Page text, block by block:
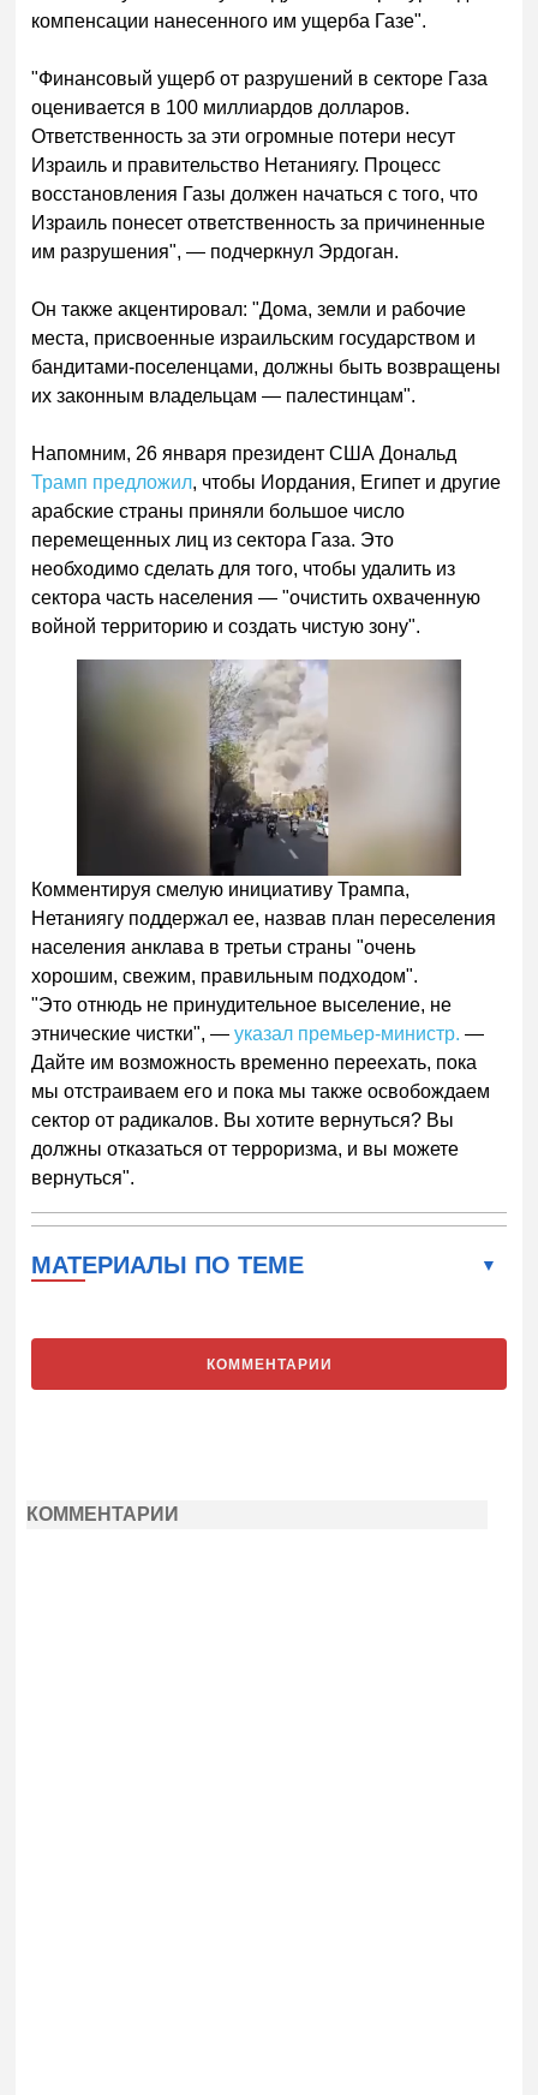
компенсации нанесенного им ущерба Газе".
"Финансовый ущерб от разрушений в секторе Газа
оценивается в 100 миллиардов долларов.
Ответственность за эти огромные потери несут
Израиль и правительство Нетаниягу. Процесс
восстановления Газы должен начаться с того, что
Израиль понесет ответственность за причиненные
им разрушения", — подчеркнул Эрдоган.
Он также акцентировал: "Дома, земли и рабочие
места, присвоенные израильским государством и
бандитами-поселенцами, должны быть возвращены
их законным владельцам — палестинцам".
Напомним, 26 января президент США Дональд
Трамп предложил, чтобы Иордания, Египет и другие
арабские страны приняли большое число
перемещенных лиц из сектора Газа. Это
необходимо сделать для того, чтобы удалить из
сектора часть населения — "очистить охваченную
войной территорию и создать чистую зону".
Комментируя смелую инициативу Трампа,
Нетаниягу поддержал ее, назвав план переселения
населения анклава в третьи страны "очень
хорошим, свежим, правильным подходом".
"Это отнюдь не принудительное выселение, не
этнические чистки", —указал премьер-министр. —
Дайте им возможность временно переехать, пока
мы отстраиваем его и пока мы также освобождаем
сектор от радикалов. Вы хотите вернуться? Вы
должны отказаться от терроризма, и вы можете
вернуться".
МАТЕРИАЛЫ ПО ТЕМЕ
КОММЕНТАРИИ
КОММЕНТАРИИ